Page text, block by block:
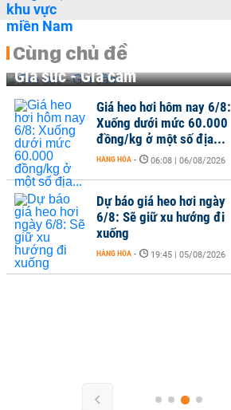
Cùng chủ đề
Gia súc - Gia cầm
Giá heo hơi hôm nay 6/8:
Xuống dưới mức 60.000
đồng/kg ở một số địa...
HÀNG HÓA - 06:08 | 06/08/2026
Dự báo giá heo hơi ngày
6/8: Sẽ giữ xu hướng đi
xuống
HÀNG HÓA - 19:45 | 05/08/2026